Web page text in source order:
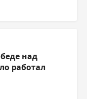
над
работал